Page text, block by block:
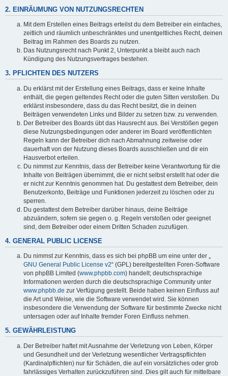
2. EINRÄUMUNG VON NUTZUNGSRECHTEN
Mit dem Erstellen eines Beitrags erteilst du dem Betreiber ein einfaches,
zeitlich und räumlich unbeschränktes und unentgeltliches Recht, deinen
Beitrag im Rahmen des Boards zu nutzen.
Das Nutzungsrecht nach Punkt 2, Unterpunkt a bleibt auch nach
Kündigung des Nutzungsvertrages bestehen.
3. PFLICHTEN DES NUTZERS
Du erklärst mit der Erstellung eines Beitrags, dass er keine Inhalte
enthält, die gegen geltendes Recht oder die guten Sitten verstoßen. Du
erklärst insbesondere, dass du das Recht besitzt, die in deinen
Beiträgen verwendeten Links und Bilder zu setzen bzw. zu verwenden.
Der Betreiber des Boards übt das Hausrecht aus. Bei Verstößen gegen
diese Nutzungsbedingungen oder anderer im Board veröffentlichten
Regeln kann der Betreiber dich nach Abmahnung zeitweise oder
dauerhaft von der Nutzung dieses Boards ausschließen und dir ein
Hausverbot erteilen.
Du nimmst zur Kenntnis, dass der Betreiber keine Verantwortung für die
Inhalte von Beiträgen übernimmt, die er nicht selbst erstellt hat oder die
er nicht zur Kenntnis genommen hat. Du gestattest dem Betreiber, dein
Benutzerkonto, Beiträge und Funktionen jederzeit zu löschen oder zu
sperren.
Du gestattest dem Betreiber darüber hinaus, deine Beiträge
abzuändern, sofern sie gegen o. g. Regeln verstoßen oder geeignet
sind, dem Betreiber oder einem Dritten Schaden zuzufügen.
4. GENERAL PUBLIC LICENSE
Du nimmst zur Kenntnis, dass es sich bei phpBB um eine unter der „
GNU General Public License v2“ (GPL) bereitgestellten Foren-Software
von phpBB Limited (www.phpbb.com) handelt; deutschsprachige
Informationen werden durch die deutschsprachige Community unter
www.phpbb.de zur Verfügung gestellt. Beide haben keinen Einfluss auf
die Art und Weise, wie die Software verwendet wird. Sie können
insbesondere die Verwendung der Software für bestimmte Zwecke nicht
untersagen oder auf Inhalte fremder Foren Einfluss nehmen.
5. GEWÄHRLEISTUNG
Der Betreiber haftet mit Ausnahme der Verletzung von Leben, Körper
und Gesundheit und der Verletzung wesentlicher Vertragspflichten
(Kardinalpflichten) nur für Schäden, die auf ein vorsätzliches oder grob
fahrlässiges Verhalten zurückzuführen sind. Dies gilt auch für mittelbare